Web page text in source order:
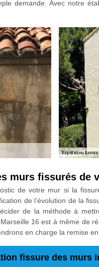
demande. Avec notre
murs fissurés de
de votre mur si la
de l’évolution de la
de la méthode à
16 est à même de
en charge la remise
fissure des murs